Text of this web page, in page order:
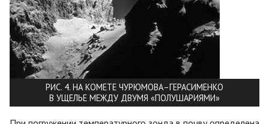
РИС. 4. НА КОМЕТЕ ЧУРЮМОВА–ГЕРАСИМЕНКО
В УЩЕЛЬЕ МЕЖДУ ДВУМЯ «ПОЛУШАРИЯМИ»